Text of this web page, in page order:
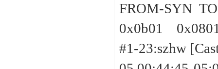
FROM-SYN
0x0b01
#1-